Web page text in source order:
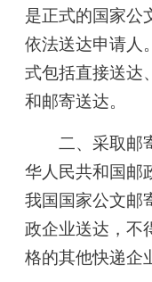
是正式的国家公
依法送达申请人
式包括直接送达
和邮寄送达。
二、采取邮
华人民共和国邮
我国国家公文邮
政企业送达，不
格的其他快递企